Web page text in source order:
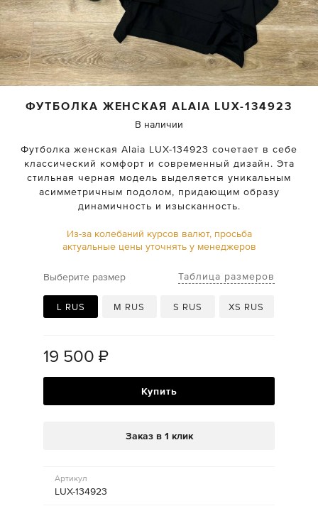
ФУТБОЛКА ЖЕНСКАЯ ALAIA LUX-134923
В наличии
Футболка женская Alaia LUX-134923 сочетает в себе
классический комфорт и современный дизайн. Эта
стильная черная модель выделяется уникальным
асимметричным подолом, придающим образу
динамичность и изысканность.
Из-за колебаний курсов валют, просьба
актуальные цены уточнять у менеджеров
Выберите размер Таблица размеров
L RUS M RUS S RUS XS RUS
19 500 ₽
Купить
Заказ в 1 клик
Артикул
LUX-134923